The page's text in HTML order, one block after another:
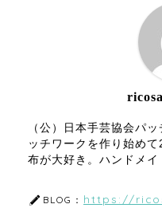
（公）日本手芸協会パ
ッチワークを作り始め
布が大好き。ハンドメイ
BLOG： https://